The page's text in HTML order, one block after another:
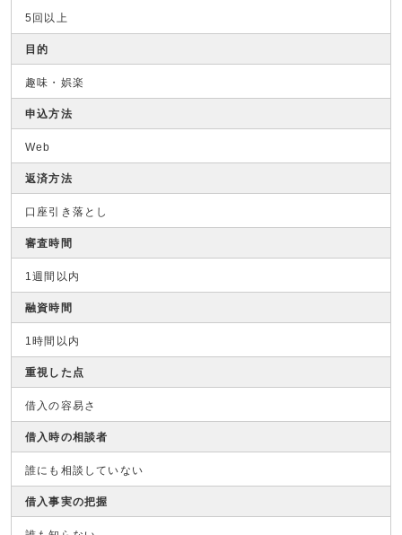
5回以上
目的
趣味・娯楽
申込方法
Web
返済方法
口座引き落とし
審査時間
1週間以内
融資時間
1時間以内
重視した点
借入の容易さ
借入時の相談者
誰にも相談していない
借入事実の把握